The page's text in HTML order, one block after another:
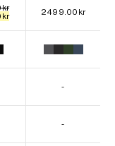
kr
krNåværende
pris
er:
2499.00 kr
-
-